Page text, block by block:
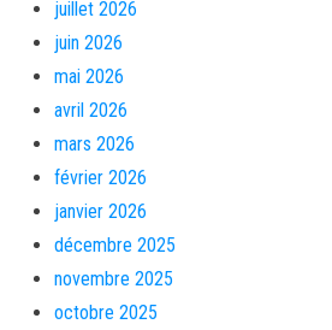
juillet 2026
juin 2026
mai 2026
avril 2026
mars 2026
février 2026
janvier 2026
décembre 2025
novembre 2025
octobre 2025